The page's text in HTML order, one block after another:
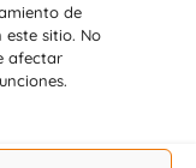
de
este sitio. No
afectar
quieres